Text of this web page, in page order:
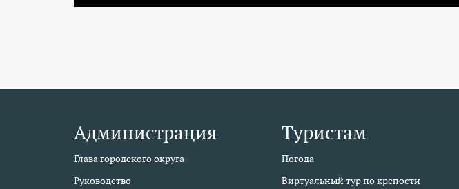
Администрация
Глава городского округа
Руководство
Туристам
Погода
Виртуальный тур по крепости